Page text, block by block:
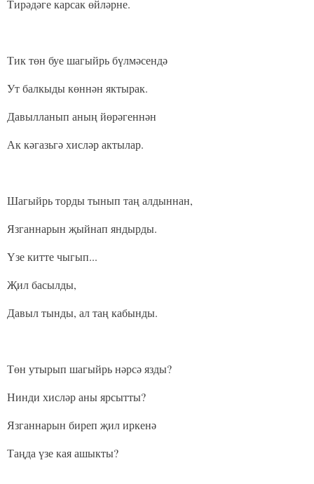
Тирәдәге карсак өйләрне.
Тик төн буе шагыйрь бүлмәсендә
Ут балкыды көннән яктырак.
Давылланып аның йөрәгеннән
Ак кәгазьгә хисләр актылар.
Шагыйрь торды тынып таң алдыннан,
Язганнарын җыйнап яндырды.
Үзе китте чыгып...
Җил басылды,
Давыл тынды, ал таң кабынды.
Төн утырып шагыйрь нәрсә язды?
Нинди хисләр аны ярсытты?
Язганнарын биреп җил иркенә
Таңда үзе кая ашыкты?